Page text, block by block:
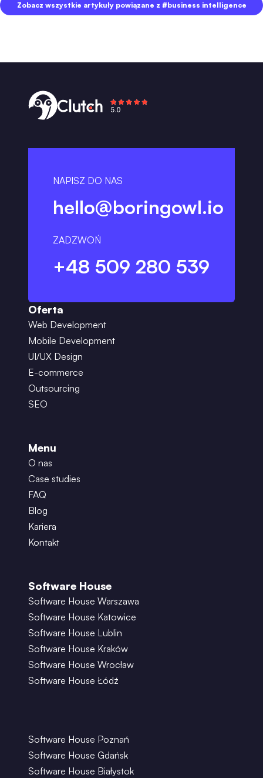
Zobacz wszystkie artykuły powiązane z #business intelligence
NAPISZ DO NAS
hello@boringowl.io
ZADZWOŃ
+48 509 280 539
Oferta
Web Development
Mobile Development
UI/UX Design
E-commerce
Outsourcing
SEO
Menu
O nas
Case studies
FAQ
Blog
Kariera
Kontakt
Software House
Software House Warszawa
Software House Katowice
Software House Lublin
Software House Kraków
Software House Wrocław
Software House Łódź
Software House Poznań
Software House Gdańsk
Software House Białystok